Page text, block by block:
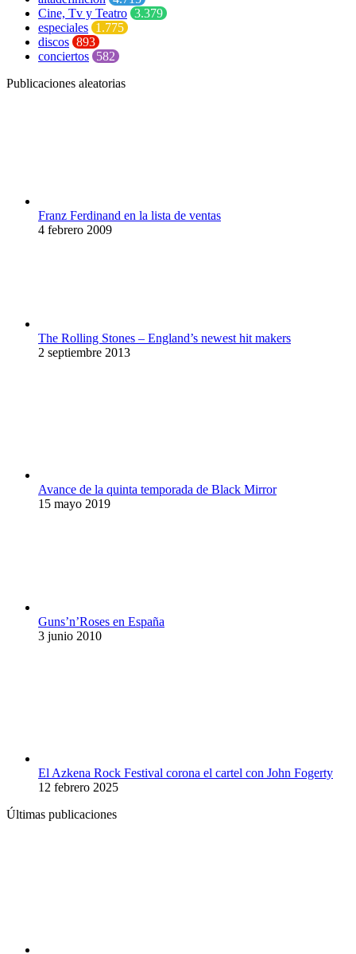
Cine, Tv y Teatro 3.379
especiales 1.775
discos 893
conciertos 582
Publicaciones aleatorias
Franz Ferdinand en la lista de ventas
4 febrero 2009
The Rolling Stones – England’s newest hit makers
2 septiembre 2013
Avance de la quinta temporada de Black Mirror
15 mayo 2019
Guns’n’Roses en España
3 junio 2010
El Azkena Rock Festival corona el cartel con John Fogerty
12 febrero 2025
Últimas publicaciones